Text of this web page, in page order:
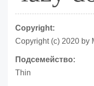
Copyright:
Copyright (c) 2020 by
Подсемейство:
Thin